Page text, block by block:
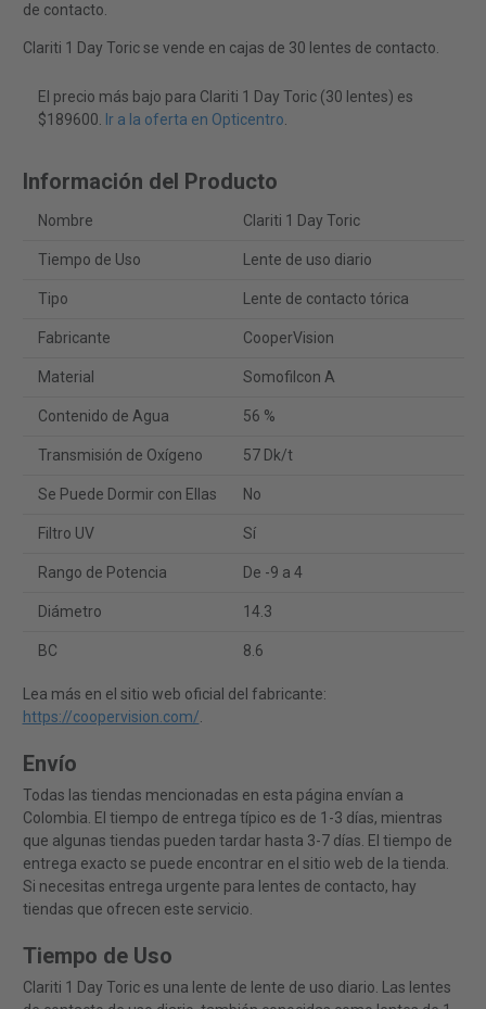
de contacto.
Clariti 1 Day Toric se vende en cajas de 30 lentes de contacto.
El precio más bajo para Clariti 1 Day Toric (30 lentes) es
$189600. Ir a la oferta en Opticentro.
Información del Producto
Nombre Clariti 1 Day Toric
Tiempo de Uso Lente de uso diario
Tipo Lente de contacto tórica
Fabricante CooperVision
Material Somofilcon A
Contenido de Agua 56 %
Transmisión de Oxígeno 57 Dk/t
Se Puede Dormir con Ellas No
Filtro UV Sí
Rango de Potencia De -9 a 4
Diámetro 14.3
BC 8.6
Lea más en el sitio web oficial del fabricante:
https://coopervision.com/.
Envío
Todas las tiendas mencionadas en esta página envían a
Colombia. El tiempo de entrega típico es de 1-3 días, mientras
que algunas tiendas pueden tardar hasta 3-7 días. El tiempo de
entrega exacto se puede encontrar en el sitio web de la tienda.
Si necesitas entrega urgente para lentes de contacto, hay
tiendas que ofrecen este servicio.
Tiempo de Uso
Clariti 1 Day Toric es una lente de lente de uso diario. Las lentes